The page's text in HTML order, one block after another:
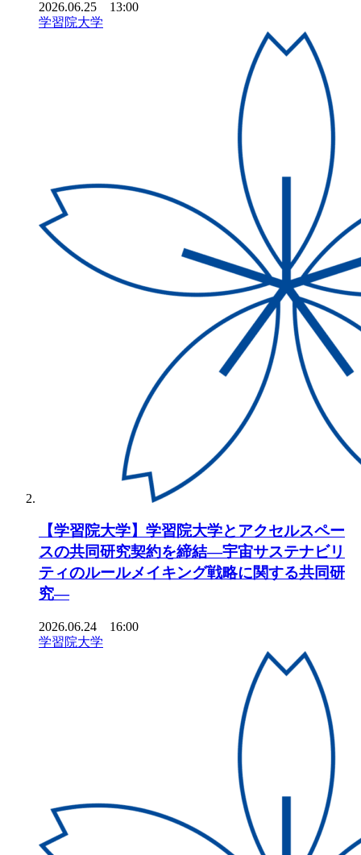
2026.06.25 13:00
学習院大学
【学習院大学】学習院大学とアクセルスペー
スの共同研究契約を締結―宇宙サステナビリ
ティのルールメイキング戦略に関する共同研
究―
2026.06.24 16:00
学習院大学